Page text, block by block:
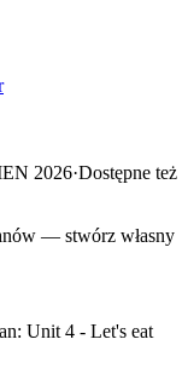
2026·Dostępne też
— stwórz własny
Unit 4 - Let's eat